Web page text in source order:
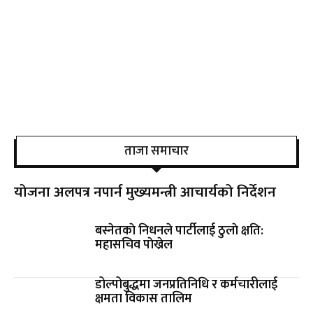
ताजा समाचार
योजना अलपत्र नपार्न मुख्यमन्त्री आचार्यको निर्देशन
बस्नेतकाे निधनले पार्टीलाई ठुलाे क्षति:
महासचिव पाेख्रेल
डोल्पोबुद्धमा जनप्रतिनिधि र कर्मचारीलाई
क्षमता विकास तालिम